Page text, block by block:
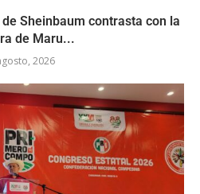
Sheinbaum contrasta con la
de Maru...
2026